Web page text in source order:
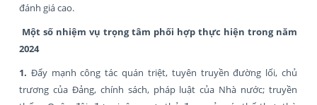
đánh giá cao.
Một số nhiệm vụ trọng tâm phối hợp thực hiện trong năm
2024
1. Đẩy mạnh công tác quán triệt, tuyên truyền đường lối, chủ
trương của Đảng, chính sách, pháp luật của Nhà nước; truyền